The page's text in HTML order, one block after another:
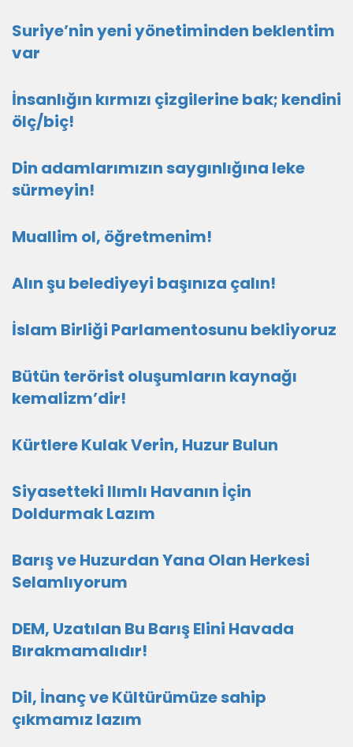
Suriye’nin yeni yönetiminden beklentim
var
İnsanlığın kırmızı çizgilerine bak; kendini
ölç/biç!
Din adamlarımızın saygınlığına leke
sürmeyin!
Muallim ol, öğretmenim!
Alın şu belediyeyi başınıza çalın!
İslam Birliği Parlamentosunu bekliyoruz
Bütün terörist oluşumların kaynağı
kemalizm’dir!
Kürtlere Kulak Verin, Huzur Bulun
Siyasetteki Ilımlı Havanın İçin
Doldurmak Lazım
Barış ve Huzurdan Yana Olan Herkesi
Selamlıyorum
DEM, Uzatılan Bu Barış Elini Havada
Bırakmamalıdır!
Dil, İnanç ve Kültürümüze sahip
çıkmamız lazım